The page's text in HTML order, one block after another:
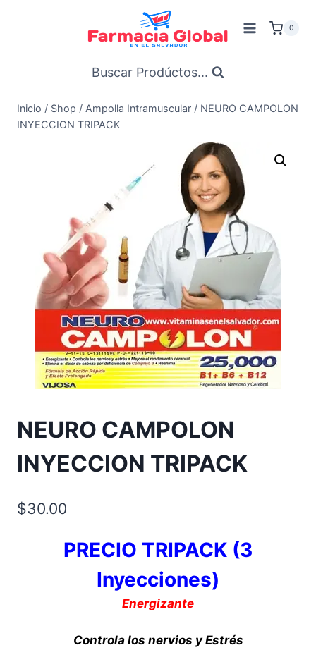
0
Buscar Prodúctos...
Inicio / Shop / Ampolla Intramuscular / NEURO CAMPOLON
INYECCION TRIPACK
NEURO CAMPOLON
INYECCION TRIPACK
$30.00
PRECIO TRIPACK (3
Inyecciones)
Energizante
Controla los nervios y Estrés